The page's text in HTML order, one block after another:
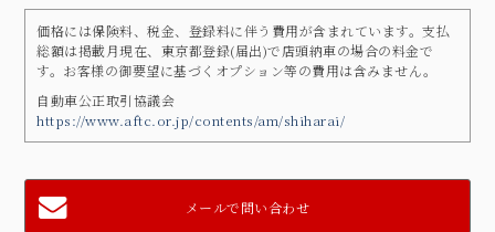
価格には保険料、税金、登録料に伴う費用が含まれています。支払
総額は掲載月現在、東京都登録(届出)で店頭納車の場合の料金で
す。お客様の御要望に基づくオプション等の費用は含みません。
自動車公正取引協議会
https://www.aftc.or.jp/contents/am/shiharai/
メールで問い合わせ